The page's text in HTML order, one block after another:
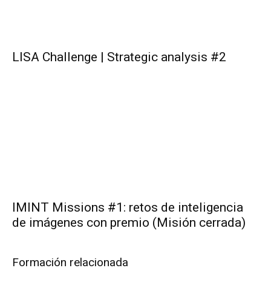
LISA Challenge | Strategic analysis #2
IMINT Missions #1: retos de inteligencia
de imágenes con premio (Misión cerrada)
Formación relacionada